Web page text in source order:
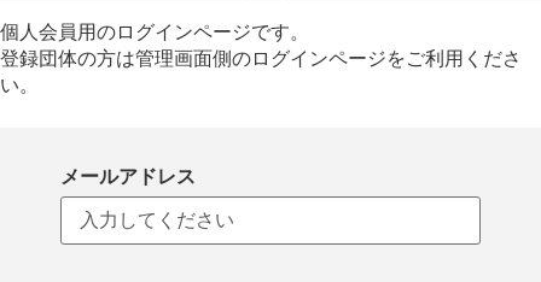
個人会員用のログインページです。
登録団体の方は管理画面側のログインページをご利用くださ
い。
メールアドレス